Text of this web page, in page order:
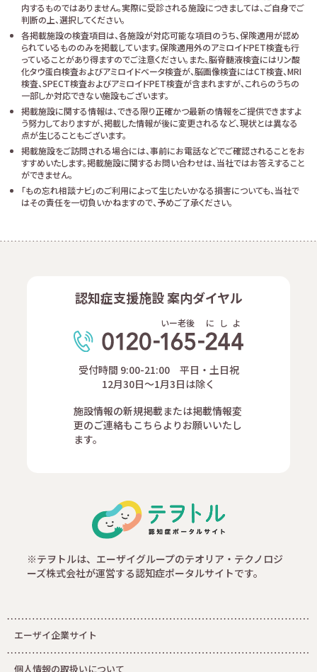
内するものではありません。実際に受診される施設につきましては、ご自身でご
判断の上、選択してください。
各掲載施設の検査項目は、各施設が対応可能な項目のうち、保険適用が認め
られているもののみを掲載しています。保険適用外のアミロイドPET検査も行
っていることがあり得ますのでご注意ください。また、脳脊髄液検査にはリン酸
化タウ蛋白検査およびアミロイドベータ検査が、脳画像検査にはCT検査、MRI
検査、SPECT検査およびアミロイドPET検査が含まれますが、これらのうちの
一部しか対応できない施設もございます。
掲載施設に関する情報は、できる限り正確かつ最新の情報をご提供できますよ
う努力しておりますが、掲載した情報が後に変更されるなど、現状とは異なる
点が生じることもございます。
掲載施設をご訪問される場合には、事前にお電話などでご確認されることをお
すすめいたします。掲載施設に関するお問い合わせは、当社ではお答えすること
ができません。
「もの忘れ相談ナビ」のご利用によって生じたいかなる損害についても、当社で
はその責任を一切負いかねますので、予めご了承ください。
認知症支援施設 案内ダイヤル
いー老後 に し よ
受付時間 9:00-21:00 平日・土日祝
12月30日～1月3日は除く
施設情報の新規掲載または掲載情報変
更のご連絡もこちらよりお願いいたし
ます。
※テヲトルは、エーザイグループのテオリア・テクノロジ
ーズ株式会社が運営する認知症ポータルサイトです。
エーザイ企業サイト
個人情報の取扱いについて